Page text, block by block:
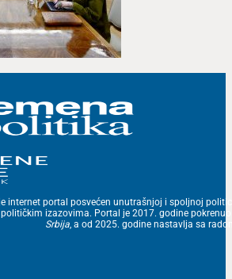
internet portal posvećen unutrašnjoj i spoljnoj
izazovima. Portal je 2017. godine
Srbija, a od 2025. godine nastavlja sa